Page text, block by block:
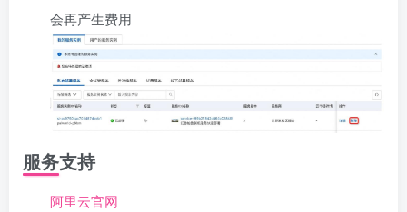
会再产生费用
服务支持
阿里云官网